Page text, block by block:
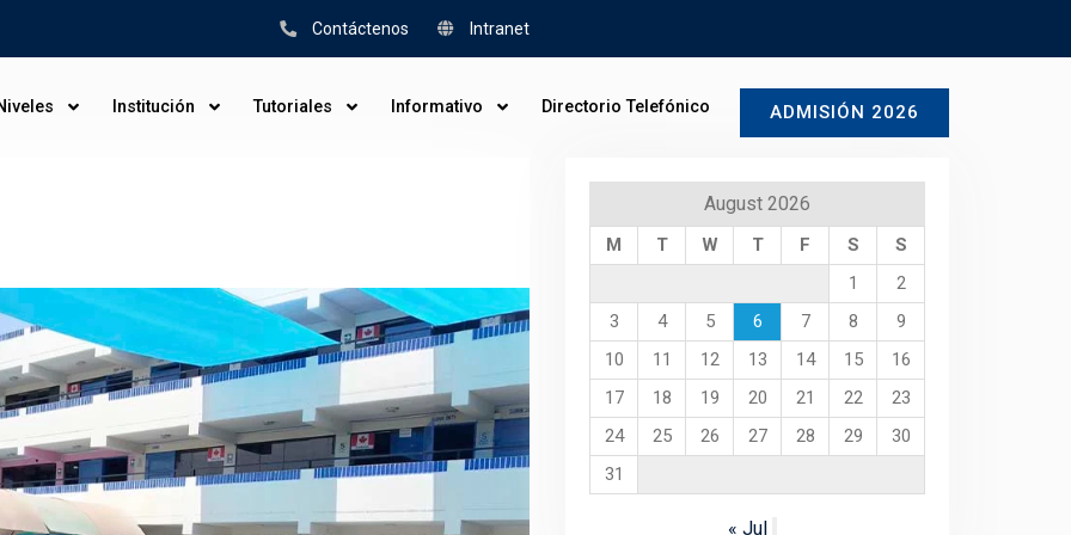
Contáctenos Intranet
Institución Tutoriales Informativo Directorio Telefónico ADMISIÓN 2026
August 2026
M T W T F S
S
1
2
3
4 5 6 7 8
9
10
11 12 13 14 15
16
17
18 19 20 21 22
23
24
25 26 27 28 29
30
31
« Jul